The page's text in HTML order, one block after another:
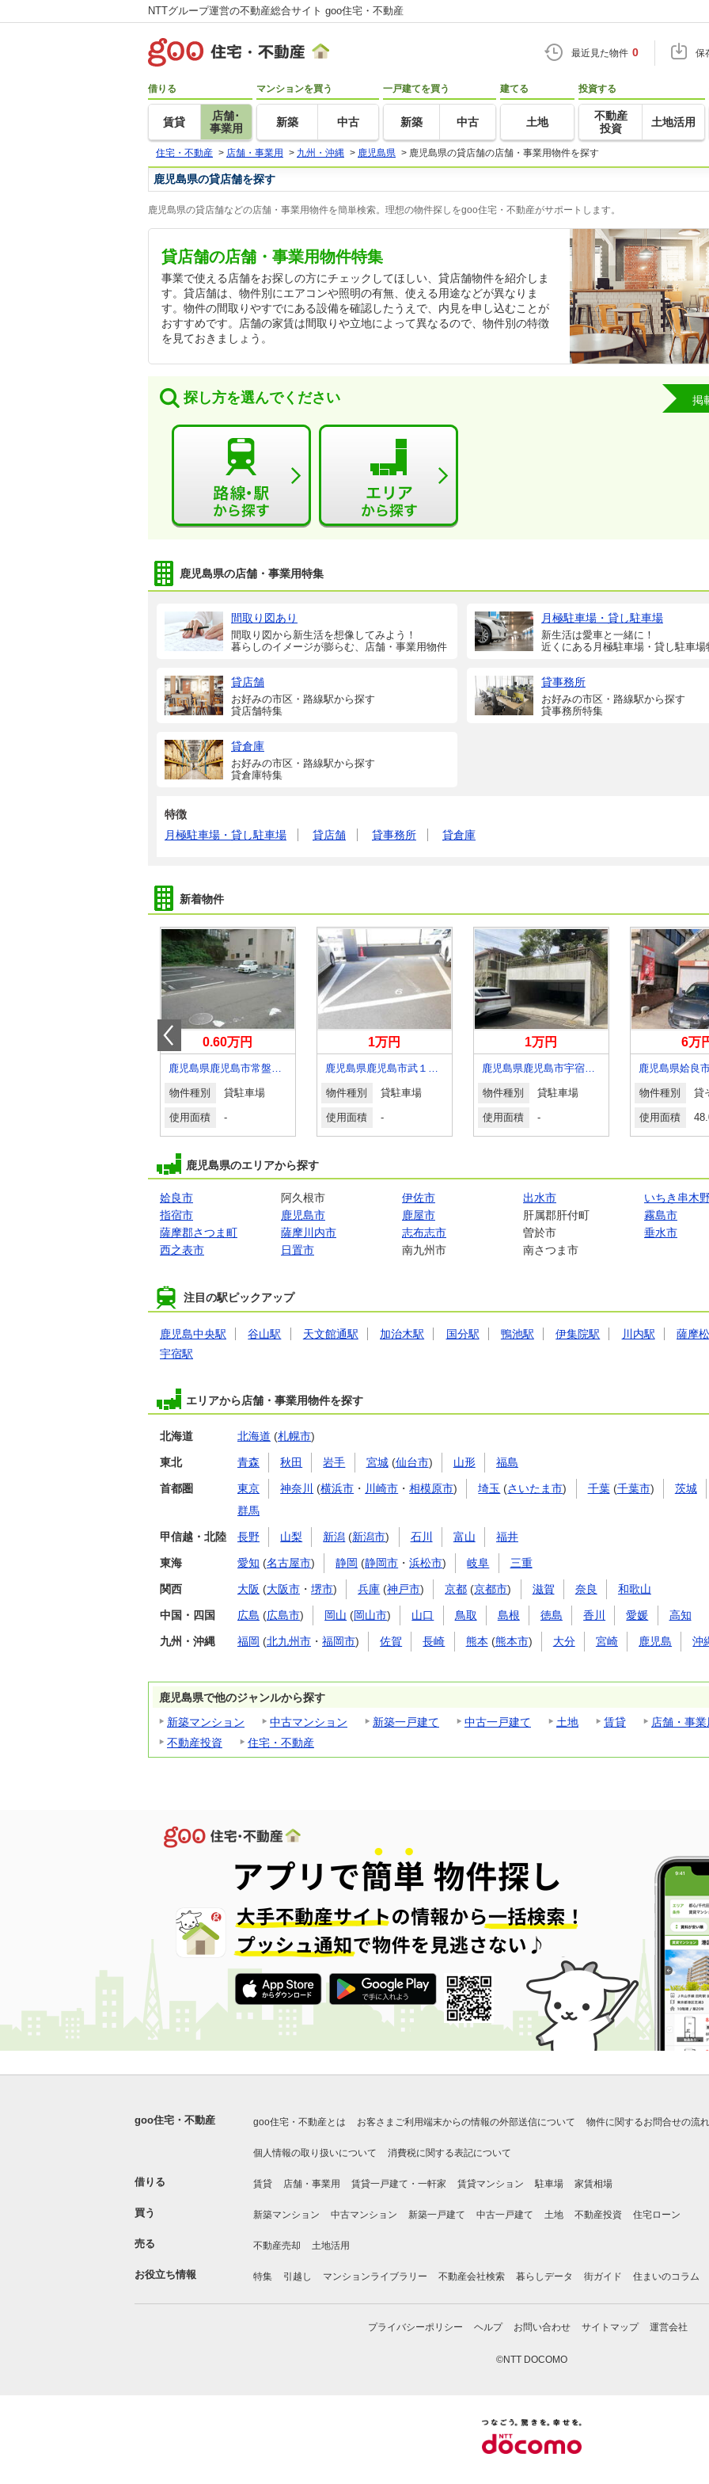
NTTグループ運営の不動産総合サイト goo住宅・不動産
最近見た物件 0 保
借りる
賃貸
店舗･
事業用
マンションを買う
新築 中古
一戸建てを買う
新築 中古
建てる
土地
投資する
不動産
投資
土地活用
住宅・不動産 > 店舗・事業用 > 九州・沖縄 > 鹿児島県 > 鹿児島県の貸店舗の店舗・事業用物件を探す
鹿児島県の貸店舗を探す
鹿児島県の貸店舗などの店舗・事業用物件を簡単検索。理想の物件探しをgoo住宅・不動産がサポートします。
貸店舗の店舗・事業用物件特集
事業で使える店舗をお探しの方にチェックしてほしい、貸店舗物件を紹介しま
す。貸店舗は、物件別にエアコンや照明の有無、使える用途などが異なりま
す。物件の間取りやすでにある設備を確認したうえで、内見を申し込むことが
おすすめです。店舗の家賃は間取りや立地によって異なるので、物件別の特徴
を見ておきましょう。
探し方を選んでください 掲
鹿児島県の店舗・事業用特集
間取り図あり
間取り図から新生活を想像してみよう！
暮らしのイメージが膨らむ、店舗・事業用物件
月極駐車場・貸し駐車場
新生活は愛車と一緒に！
近くにある月極駐車場・貸し駐車場
貸店舗
お好みの市区・路線駅から探す
貸店舗特集
貸事務所
お好みの市区・路線駅から探す
貸事務所特集
貸倉庫
お好みの市区・路線駅から探す
貸倉庫特集
特徴
月極駐車場・貸し駐車場
貸店舗 貸事務所 貸倉庫
新着物件
0.60万円
鹿児島県鹿児島市常盤１丁目
物件種別 貸駐車場
使用面積 -
1万円
鹿児島県鹿児島市武１丁目
物件種別 貸駐車場
使用面積 -
1万円
鹿児島県鹿児島市宇宿１丁目
物件種別 貸駐車場
使用面積 -
6万
物件種別 貸
使用面積
鹿児島県のエリアから探す
姶良市 阿久根市 伊佐市 出水市
いちき串木
指宿市
鹿児島市 鹿屋市 肝属郡肝付町
霧島市
薩摩郡さつま町
薩摩川内市 志布志市 曽於市
垂水市
西之表市
日置市 南九州市 南さつま市
注目の駅ピックアップ
鹿児島中央駅 谷山駅 天文館通駅 加治木駅 国分駅 鴨池駅 伊集院駅 川内駅
薩摩
宇宿駅
エリアから店舗・事業用物件を探す
北海道 北海道 (札幌市)
東北 青森 秋田 岩手 宮城(仙台市) 山形 福島
首都圏 東京 神奈川 (横浜市 ・ 川崎市 ・相模原市) 埼玉 (さいたま市) 千葉(千葉市) 茨城
群馬
甲信越・北陸 長野 山梨 新潟 (新潟市) 石川 富山 福井
東海 愛知 (名古屋市) 静岡 (静岡市 ・浜松市) 岐阜 三重
関西 大阪 (大阪市 ・ 堺市) 兵庫 (神戸市) 京都 (京都市) 滋賀 奈良 和歌山
中国・四国 広島 (広島市) 岡山 (岡山市) 山口 鳥取 島根 徳島 香川 愛媛 高知
九州・沖縄 福岡 (北九州市 ・ 福岡市) 佐賀 長崎 熊本 (熊本市) 大分 宮崎 鹿児島 沖
鹿児島県で他のジャンルから探す
新築マンション
中古マンション 新築一戸建て 中古一戸建て 土地 賃貸
店舗・事業
不動産投資
住宅・不動産
goo住宅・不動産 goo住宅・不動産とは お客さまご利用端末からの情報の外部送信について 物件に関するお問合せの流れ
個人情報の取り扱いについて 消費税に関する表記について
借りる 賃貸 店舗・事業用 賃貸一戸建て・一軒家 賃貸マンション 駐車場 家賃相場
買う 新築マンション 中古マンション 新築一戸建て 中古一戸建て 土地 不動産投資 住宅ローン
売る 不動産売却 土地活用
お役立ち情報 特集 引越し マンションライブラリー 不動産会社検索 暮らしデータ 街ガイド 住まいのコラム
プライバシーポリシー ヘルプ お問い合わせ サイトマップ 運営会社
©NTT DOCOMO